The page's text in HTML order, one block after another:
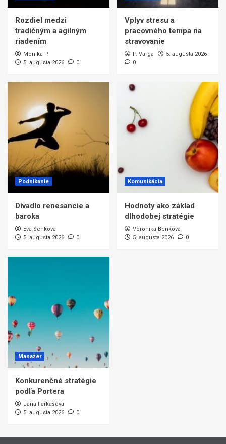
Rozdiel medzi
tradičným a agilným
riadením
Monika P.
5. augusta 2026
0
Vplyv stresu a
pracovného tempa na
stravovanie
P. Varga
5. augusta 2026
0
Podnikanie
Divadlo renesancie a
baroka
Eva Senková
5. augusta 2026
0
Komunikácia
Hodnoty ako základ
dlhodobej stratégie
Veronika Benková
5. augusta 2026
0
Manažér
Konkurenčné stratégie
podľa Portera
Jana Farkašová
5. augusta 2026
0